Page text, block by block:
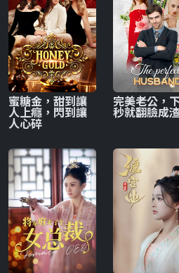
蜜糖金，甜到讓
人上癮，閃到讓
人心碎
完美老公，
秒就翻臉成